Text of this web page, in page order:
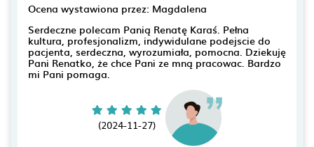
Ocena wystawiona przez: Magdalena
Serdeczne polecam Panią Renatę Karaś. Pełna
kultura, profesjonalizm, indywidulane podejscie do
pacjenta, serdeczna, wyrozumiała, pomocna. Dziekuję
Pani Renatko, że chce Pani ze mną pracowac. Bardzo
mi Pani pomaga.
(2024-11-27)